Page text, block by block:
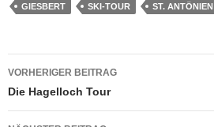
GIESBERT SKI-TOUR ST. ANTÖNIEN
Beitragsnavigation
VORHERIGER BEITRAG
Die Hagelloch Tour